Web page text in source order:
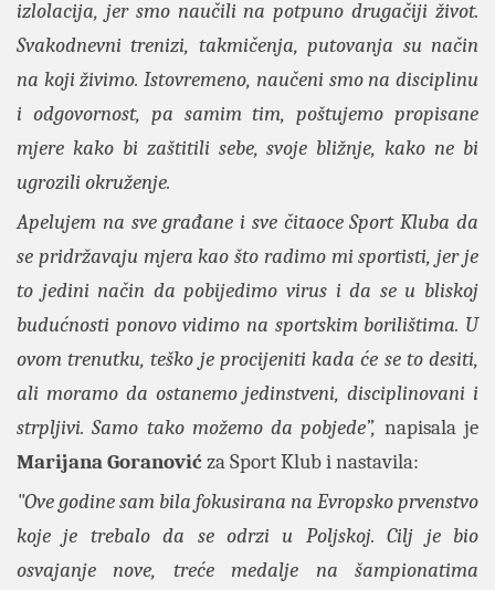
izlolacija, jer smo naučili na potpuno drugačiji život.
Svakodnevni trenizi, takmičenja, putovanja su način
na koji živimo. Istovremeno, naučeni smo na disciplinu
i odgovornost, pa samim tim, poštujemo propisane
mjere kako bi zaštitili sebe, svoje bližnje, kako ne bi
ugrozili okruženje.
Apelujem na sve građane i sve čitaoce Sport Kluba da
se pridržavaju mjera kao što radimo mi sportisti, jer je
to jedini način da pobijedimo virus i da se u bliskoj
budućnosti ponovo vidimo na sportskim borilištima. U
ovom trenutku, teško je procijeniti kada će se to desiti,
ali moramo da ostanemo jedinstveni, disciplinovani i
strpljivi. Samo tako možemo da pobjede”, napisala je
Marijana Goranovićza Sport Klub i nastavila:
"Ove godine sam bila fokusirana na Evropsko prvenstvo
koje je trebalo da se odrzi u Poljskoj. Cilj je bio
osvajanje nove, treće medalje na šampionatima